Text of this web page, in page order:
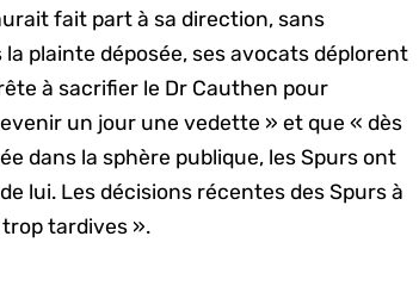
fait part à sa direction, sans
plainte déposée, ses avocats déplorent
à sacrifier le Dr Cauthen pour
un jour une vedette » et que « dès
dans la sphère publique, les Spurs ont
lui. Les décisions récentes des Spurs à
tardives ».